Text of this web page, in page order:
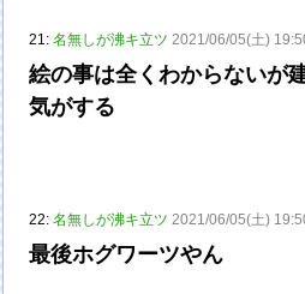
21:名無しが沸キ立ツ 2021/06/05(土)
絵の事は全くわからないが
気がする
22:名無しが沸キ立ツ 2021/06/05(土)
最後ホグワーツやん